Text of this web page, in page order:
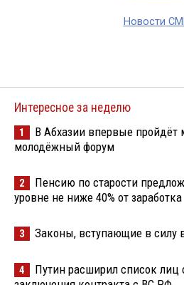
Новости
Интересное за неделю
1
В Абхазии впервые
молодёжный форум
2
Пенсию по старости
уровне не ниже 40% от заработка
3 Законы, вступающие в силу
4
Путин расширил список